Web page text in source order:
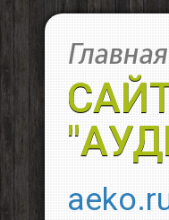
Главная